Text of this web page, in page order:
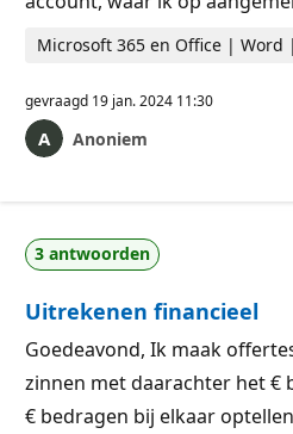
Microsoft 365 en Office |
gevraagd 19 jan. 2024 11:30
Anoniem
3 antwoorden
Uitrekenen financieel
Goedeavond, Ik maak
zinnen met daarachter het €
€ bedragen bij elkaar